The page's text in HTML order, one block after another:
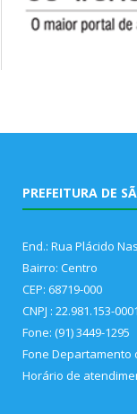
PREFEITURA DE
End.: Rua Plácido
Bairro: Centro
CEP: 68719-000
CNPJ : 22.981.153-
Fone: (91) 3449-1295
Fone Departamento
Horário de